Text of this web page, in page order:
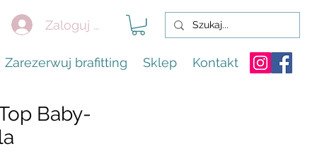
Zaloguj się
Zarezerwuj brafitting Sklep Kontakt
Baby-